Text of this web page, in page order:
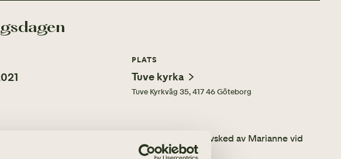
PLATS
Tuve kyrka
Tuve Kyrkväg 35, 417 46 Göteborg
i kretsen av de närmaste. Alla är välkomna att ta avsked av Marianne vid
sker direkt efter begravningsgudstjänsten.